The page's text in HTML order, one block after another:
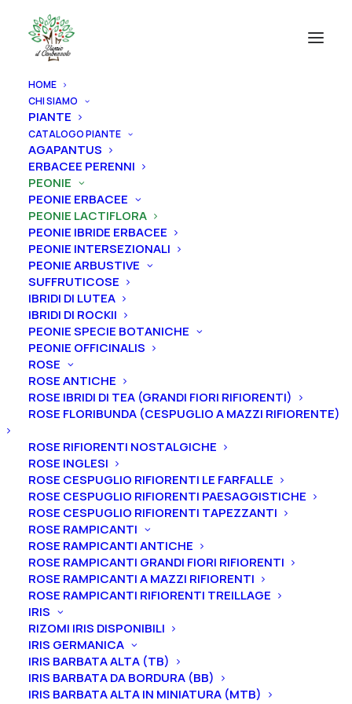
HOME
CHI SIAMO
PIANTE
CATALOGO PIANTE
AGAPANTUS
ERBACEE PERENNI
PEONIE
PEONIE ERBACEE
PEONIE LACTIFLORA
PEONIE IBRIDE ERBACEE
PEONIE INTERSEZIONALI
PEONIE ARBUSTIVE
SUFFRUTICOSE
IBRIDI DI LUTEA
IBRIDI DI ROCKII
PEONIE SPECIE BOTANICHE
PEONIE OFFICINALIS
ROSE
ROSE ANTICHE
ROSE IBRIDI DI TEA (GRANDI FIORI RIFIORENTI)
ROSE FLORIBUNDA (CESPUGLIO A MAZZI RIFIORENTE)
ROSE RIFIORENTI NOSTALGICHE
ROSE INGLESI
ROSE CESPUGLIO RIFIORENTI LE FARFALLE
ROSE CESPUGLIO RIFIORENTI PAESAGGISTICHE
ROSE CESPUGLIO RIFIORENTI TAPEZZANTI
ROSE RAMPICANTI
ROSE RAMPICANTI ANTICHE
ROSE RAMPICANTI GRANDI FIORI RIFIORENTI
ROSE RAMPICANTI A MAZZI RIFIORENTI
ROSE RAMPICANTI RIFIORENTI TREILLAGE
IRIS
RIZOMI IRIS DISPONIBILI
IRIS GERMANICA
IRIS BARBATA ALTA (TB)
IRIS BARBATA DA BORDURA (BB)
IRIS BARBATA ALTA IN MINIATURA (MTB)
Peonia lactiflora “Dinner Plate”
Peonia lactiflora “Dinner
Plate”
25,00€
La peonia lactiflora “Dinner Plate” ha un fiore doppio,
molto stratificato, pieno e perfettamente formato
(20–25 cm di diametro) rosa confetto con sfumature
leggermente più chiare verso i bordi. Il colore è
delicato, caldo e molto luminoso. Il profumo è